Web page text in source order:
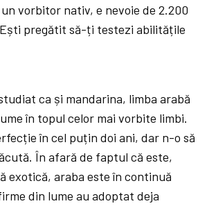
vorbitor nativ, e nevoie de 2.200
pregătit să-ți testezi abilitățile
ca și mandarina, limba arabă
în topul celor mai vorbite limbi.
în cel puțin doi ani, dar n-o să
În afară de faptul că este,
exotică, araba este în continuă
din lume au adoptat deja